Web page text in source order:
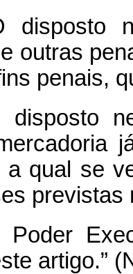
disposto
outras
penais,
a qual se
artigo.”